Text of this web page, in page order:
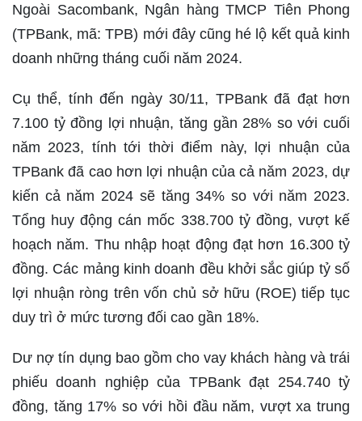
Ngoài Sacombank, Ngân hàng TMCP Tiên Phong
(TPBank, mã: TPB) mới đây cũng hé lộ kết quả kinh
doanh những tháng cuối năm 2024.
Cụ thể, tính đến ngày 30/11, TPBank đã đạt hơn
7.100 tỷ đồng lợi nhuận, tăng gần 28% so với cuối
năm 2023, tính tới thời điểm này, lợi nhuận của
TPBank đã cao hơn lợi nhuận của cả năm 2023, dự
kiến cả năm 2024 sẽ tăng 34% so với năm 2023.
Tổng huy động cán mốc 338.700 tỷ đồng, vượt kế
hoạch năm. Thu nhập hoạt động đạt hơn 16.300 tỷ
đồng. Các mảng kinh doanh đều khởi sắc giúp tỷ số
lợi nhuận ròng trên vốn chủ sở hữu (ROE) tiếp tục
duy trì ở mức tương đối cao gần 18%.
Dư nợ tín dụng bao gồm cho vay khách hàng và trái
phiếu doanh nghiệp của TPBank đạt 254.740 tỷ
đồng, tăng 17% so với hồi đầu năm, vượt xa trung